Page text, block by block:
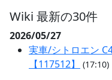
Wiki 最新の30件
2026/05/27
実車/シトロエン
【117512】
(17:10)